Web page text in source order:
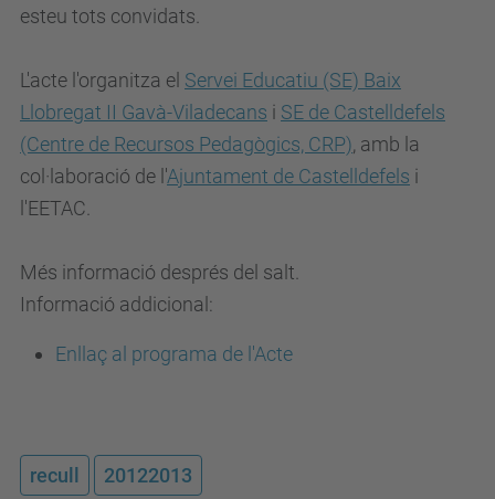
esteu tots convidats.
L'acte l'organitza el Servei Educatiu (SE) Baix
Llobregat II Gavà-Viladecans i SE de Castelldefels
(Centre de Recursos Pedagògics, CRP), amb la
col·laboració de l'Ajuntament de Castelldefels i
l'EETAC.
Més informació després del salt.
Informació addicional:
Enllaç al programa de l'Acte
recull 20122013